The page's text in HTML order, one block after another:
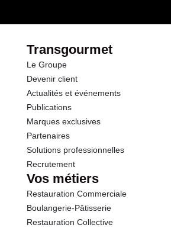
Transgourmet
Le Groupe
Devenir client
Actualités et événements
Publications
Marques exclusives
Partenaires
Solutions professionnelles
Recrutement
Vos métiers
Restauration Commerciale
Boulangerie-Pâtisserie
Restauration Collective